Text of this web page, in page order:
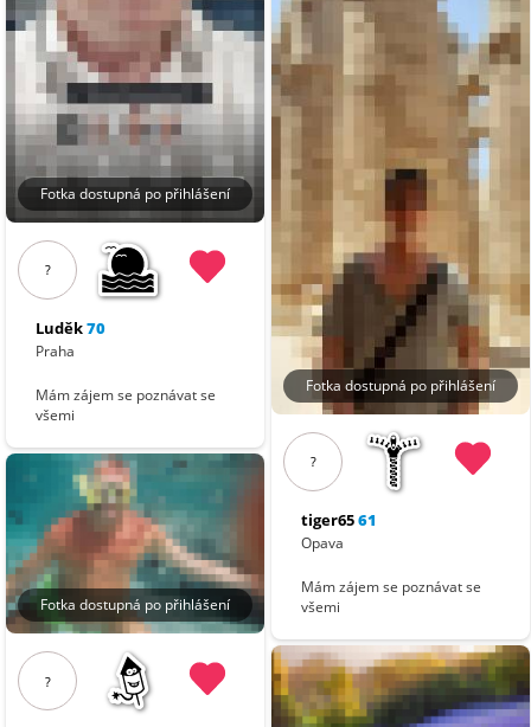
Fotka dostupná po přihlášení
?
Luděk70
Praha
Mám zájem se poznávat se
všemi
Fotka dostupná po přihlášení
?
Fotka dostupná po přihlášení
?
tiger6561
Opava
Mám zájem se poznávat se
všemi